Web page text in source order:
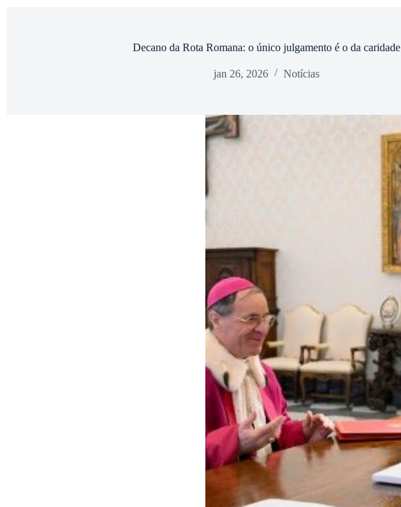
Decano da Rota Romana: o único julgamento é o da caridade
jan 26, 2026 Notícias